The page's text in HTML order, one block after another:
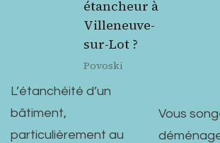
étancheur à
Villeneuve-
sur-Lot ?
Povoski
L’étanchéité d’un
bâtiment,
particulièrement au
Vous